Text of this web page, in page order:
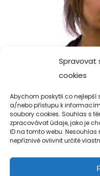
Spravovat
cookies
Abychom poskytli co nejlepší
a/nebo přístupu k
soubory cookies. Souhlas s
zpracovávat údaje, jako je
ID na tomto webu.
nepříznivě ovlivnit určité